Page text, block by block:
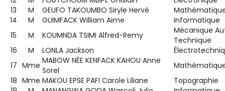
13
M GEUFO TAKOUMBO Siryle Hervé
14
M GUIMFACK William Aime
Informatique
15
M KOUMNDA TSIMI Alfred-Remy
Mécanique
Technique
16
M LONLA Jackson
17 Mme MABOW NÉE KENFACK KAHOU Anne
Sorel
18 Mme MAKOU EPSE PAFI Carole Liliane
Topographie